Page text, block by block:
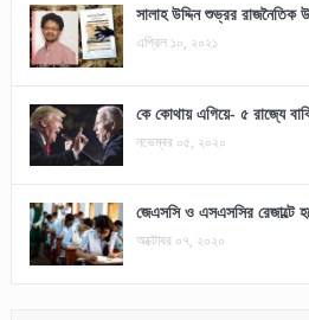
সালাহ উদ্দিন শুভ্রর রাজনৈতিক
এপ্রিল ১০, ২০২১
কে কোথায় এগিয়ে- ৫ রাজ্যে
নভেম্বর ০৫, ২০২০
জেএসসি ও এসএসসির রেজাল্টে
অক্টোবর ০৭, ২০২০